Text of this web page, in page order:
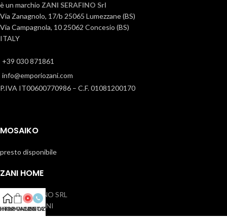
è un marchio ZANI SERAFINO Srl
Via Zanagnolo, 17/b 25065 Lumezzane (BS)
Via Campagnola, 10 25062 Concesio (BS)
ITALY
+39 030 871861
info@emporiozani.com
P.IVA IT00600770986 – C.F. 01081200170
MOSAIKO
presto disponibile
ZANI HOME
ZANI SERAFINO SRL
SERAFINO ZANI
HomeONLINE
TROVA NEGOZIO
CONTATTI